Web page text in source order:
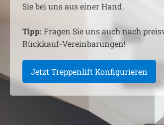
Sie bei uns aus einer Hand.
Tipp: Fragen Sie uns auch nach
Rückkauf-Vereinbarungen!
Jetzt Treppenlift Konfigurieren